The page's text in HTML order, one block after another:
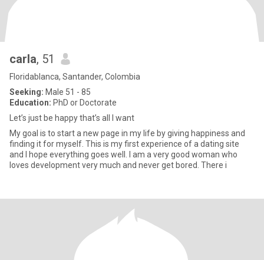
carla, 51
Floridablanca, Santander, Colombia
Seeking: Male 51 - 85
Education: PhD or Doctorate
Let’s just be happy that’s all I want
My goal is to start a new page in my life by giving happiness and
finding it for myself. This is my first experience of a dating site
and I hope everything goes well. I am a very good woman who
loves development very much and never get bored. There i